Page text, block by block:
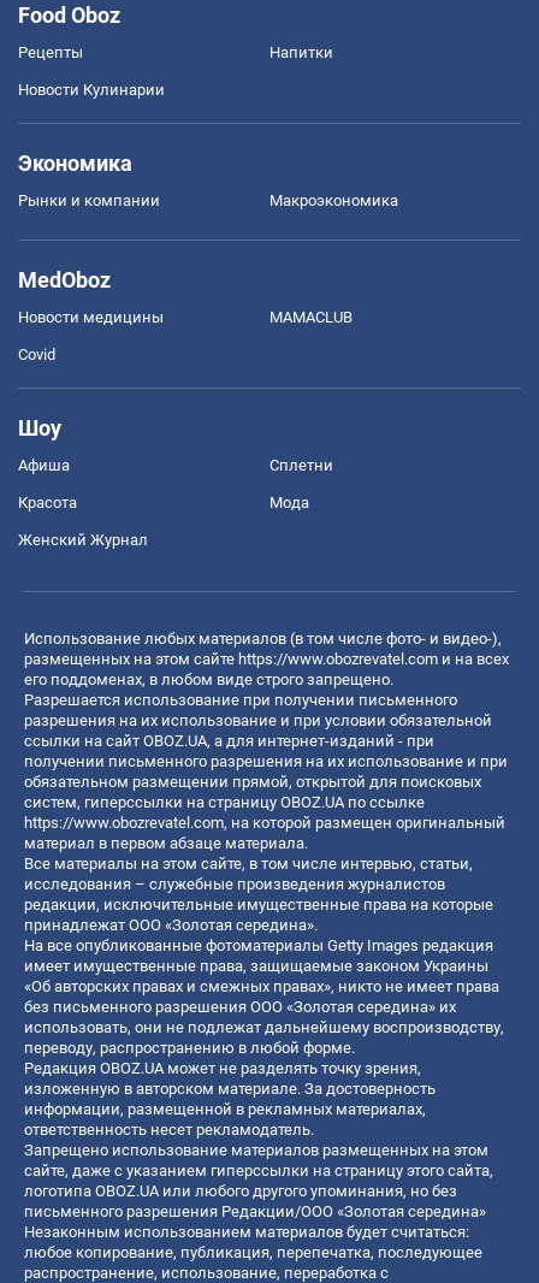
Food Oboz
Рецепты Напитки
Новости Кулинарии
Экономика
Рынки и компании Mакроэкономика
MedOboz
Новости медицины MAMACLUB
Covid
Шоу
Афиша Сплетни
Красота Мода
Женский Журнал
Использование любых материалов (в том числе фото- и видео-),
размещенных на этом сайте https://www.obozrevatel.com и на всех
его поддоменах, в любом виде строго запрещено.
Разрешается использование при получении письменного
разрешения на их использование и при условии обязательной
ссылки на сайт OBOZ.UA, а для интернет-изданий - при
получении письменного разрешения на их использование и при
обязательном размещении прямой, открытой для поисковых
систем, гиперссылки на страницу OBOZ.UA по ссылке
https://www.obozrevatel.com, на которой размещен оригинальный
материал в первом абзаце материала.
Все материалы на этом сайте, в том числе интервью, статьи,
исследования – служебные произведения журналистов
редакции, исключительные имущественные права на которые
принадлежат ООО «Золотая середина».
На все опубликованные фотоматериалы Getty Images редакция
имеет имущественные права, защищаемые законом Украины
«Об авторских правах и смежных правах», никто не имеет права
без письменного разрешения ООО «Золотая середина» их
использовать, они не подлежат дальнейшему воспроизводству,
переводу, распространению в любой форме.
Редакция OBOZ.UA может не разделять точку зрения,
изложенную в авторском материале. За достоверность
информации, размещенной в рекламных материалах,
ответственность несет рекламодатель.
Запрещено использование материалов размещенных на этом
сайте, даже с указанием гиперссылки на страницу этого сайта,
логотипа OBOZ.UA или любого другого упоминания, но без
письменного разрешения Редакции/ООО «Золотая середина»
Незаконным использованием материалов будет считаться:
любое копирование, публикация, перепечатка, последующее
распространение, использование, переработка с